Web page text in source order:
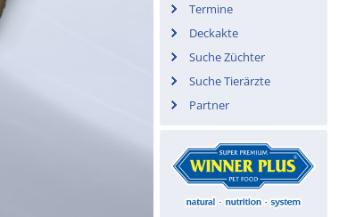
Termine
Deckakte
Suche Züchter
Suche Tierärzte
Partner